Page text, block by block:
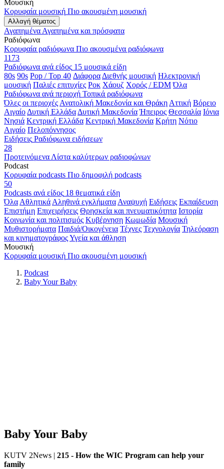
Μουσική
Κορυφαία μουσική Πιο ακουσμένη μουσική
Αλλαγή θέματος
Αγαπημένα Αγαπημένα και πρόσφατα
Ραδιόφωνα
Κορυφαία ραδιόφωνα Πιο ακουσμένα ραδιόφωνα
1173
Ραδιόφωνα ανά είδος 15 μουσικά είδη
80s 90s Pop / Top 40 Διάφορα Διεθνής μουσική Ηλεκτρονική
μουσική Παλιές επιτυχίες Ροκ Χάουζ Χορός / EDM Όλα
Ραδιόφωνα ανά περιοχή Τοπικά ραδιόφωνα
Όλες οι περιοχές Ανατολική Μακεδονία και Θράκη Αττική Βόρειο
Αιγαίο Δυτική Ελλάδα Δυτική Μακεδονία Ήπειρος Θεσσαλία Ιόνια
Νησιά Κεντρική Ελλάδα Κεντρική Μακεδονία Κρήτη Νότιο
Αιγαίο Πελοπόννησος
Ειδήσεις Ραδιόφωνα ειδήσεων
28
Προτεινόμενα Λίστα καλύτερων ραδιοφώνων
Podcast
Κορυφαία podcasts Πιο δημοφιλή podcasts
50
Podcasts ανά είδος 18 θεματικά είδη
Όλα Αθλητικά Αληθινά εγκλήματα Αναψυχή Ειδήσεις Εκπαίδευση
Επιστήμη Επιχειρήσεις Θρησκεία και πνευματικότητα Ιστορία
Κοινωνία και πολιτισμός Κυβέρνηση Κωμωδία Μουσική
Μυθιστορήματα Παιδιά/Οικογένεια Τέχνες Τεχνολογία Τηλεόραση
και κινηματογράφοςΥγεία και άθληση
Μουσική
Κορυφαία μουσική Πιο ακουσμένη μουσική
Podcast
Baby Your Baby
Baby Your Baby
KUTV 2News | 215 - How the WIC Program can help your
family